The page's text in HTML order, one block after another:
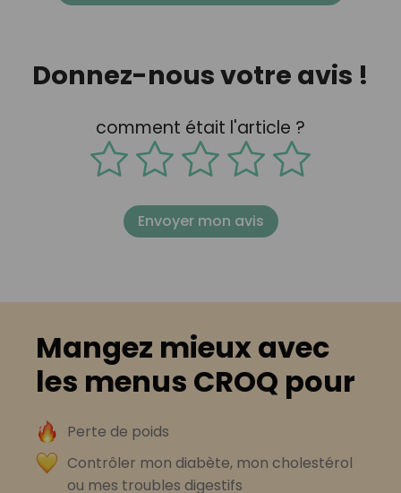
Donnez-nous votre avis !
comment était l'article ?
Envoyer mon avis
Mangez mieux avec
les menus CROQ pour
Perte de poids
Contrôler mon diabète, mon cholestérol
ou mes troubles digestifs